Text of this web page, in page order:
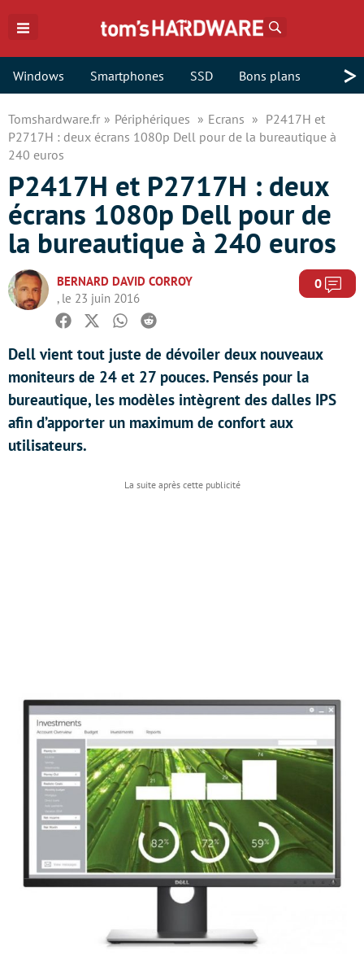
Windows Smartphones SSD Bons plans >
Tomshardware.fr Périphériques Ecrans
P2417H et
P2717H : deux écrans 1080p Dell pour de la bureautique à
240 euros
P2417H et P2717H : deux
écrans 1080p Dell pour de
la bureautique à 240 euros
BERNARD DAVID CORROY
, le 23 juin 2016
0
Facebook
TwitterWhatsapp
Reddit
Dell vient tout juste de dévoiler deux nouveaux
moniteurs de 24 et 27 pouces. Pensés pour la
bureautique, les modèles intègrent des dalles IPS
afin d’apporter un maximum de confort aux
utilisateurs.